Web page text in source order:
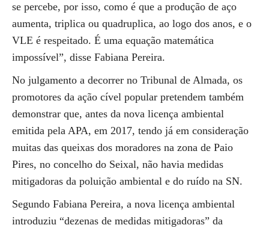
se percebe, por isso, como é que a produção de aço
aumenta, triplica ou quadruplica, ao logo dos anos, e o
VLE é respeitado. É uma equação matemática
impossível”, disse Fabiana Pereira.
No julgamento a decorrer no Tribunal de Almada, os
promotores da ação cível popular pretendem também
demonstrar que, antes da nova licença ambiental
emitida pela APA, em 2017, tendo já em consideração
muitas das queixas dos moradores na zona de Paio
Pires, no concelho do Seixal, não havia medidas
mitigadoras da poluição ambiental e do ruído na SN.
Segundo Fabiana Pereira, a nova licença ambiental
introduziu “dezenas de medidas mitigadoras” da